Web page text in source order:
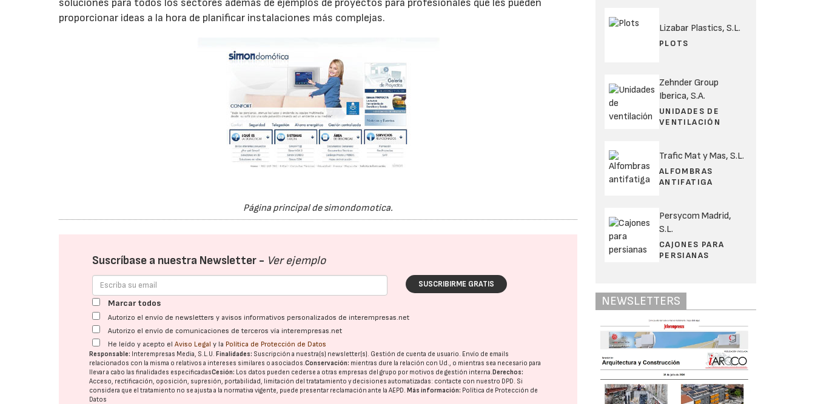
soluciones para todos los sectores además de ejemplos de proyectos para profesionales que les pueden
proporcionar ideas a la hora de planificar instalaciones más complejas.
Página principal de simondomotica.
Suscríbase a nuestra Newsletter - Ver ejemplo
SUSCRIBIRME GRATIS
Marcar todos
Autorizo el envío de newsletters y avisos informativos personalizados de interempresas.net
Autorizo el envío de comunicaciones de terceros vía interempresas.net
He leído y acepto elAviso Legal y la Política de Protección de Datos
Responsable: Interempresas Media, S.L.U.Finalidades: Suscripción a nuestra(s) newsletter(s). Gestión de cuenta de usuario. Envío de emails
relacionados con la misma o relativos a intereses similares o asociados.Conservación: mientras dure la relación con Ud., o mientras sea necesario para
llevar a cabo las finalidades especificadasCesión: Los datos pueden cederse a otras empresas del grupo por motivos de gestión interna.Derechos:
Acceso, rectificación, oposición, supresión, portabilidad, limitación del tratatamiento y decisiones automatizadas: contacte con nuestro DPD. Si
considera que el tratamiento no se ajusta a la normativa vigente, puede presentar reclamación ante laAEPD.Más información: Política de Protección de
Datos
Lizabar Plastics, S.L.
PLOTS
Zehnder Group
Iberica, S.A.
UNIDADES DE
VENTILACIÓN
Trafic Mat y Mas, S.L.
ALFOMBRAS
ANTIFATIGA
Persycom Madrid,
S.L.
CAJONES PARA
PERSIANAS
NEWSLETTERS